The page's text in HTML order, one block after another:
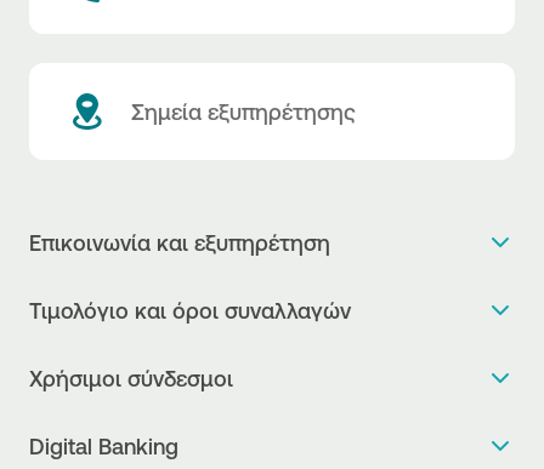
Σημεία εξυπηρέτησης
Επικοινωνία και εξυπηρέτηση
Η νέα Ψηφιακή Εποχή στις συναλλαγές, έφτασε!
Officer
Τιμολόγιο και όροι συναλλαγών
Δελτίο πληροφόρησης περί τελών
Χρήσιμοι σύνδεσμοι
Digital Banking